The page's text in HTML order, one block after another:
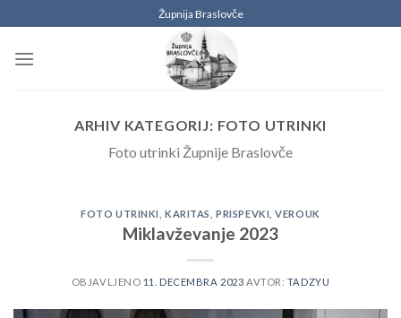
na
vsebino
Župnija Braslovče
ARHIV KATEGORIJ: FOTO UTRINKI
Foto utrinki Župnije Braslovče
FOTO UTRINKI ,KARITAS ,PRISPEVKI ,VEROUK
Miklavževanje 2023
OBJAVLJENO 11. DECEMBRA 2023 AVTOR: TADZYU